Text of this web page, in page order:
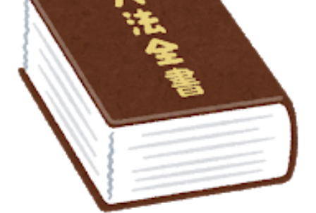
メンテナンス会社
マンションメンテの無料相談
媒体資料
会社概要
サイトマップ